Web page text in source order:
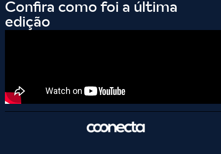
Confira como foi a última
edição